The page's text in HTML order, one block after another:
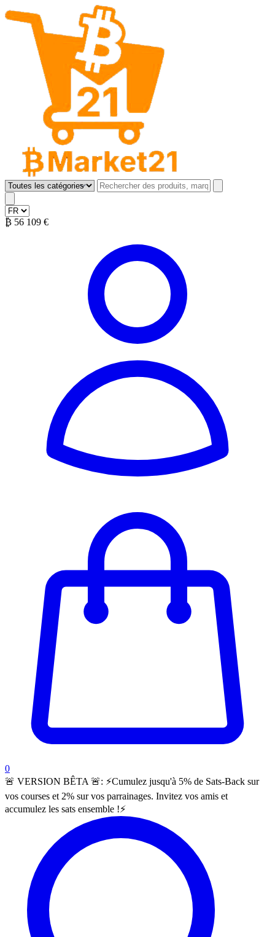
B Market 21
₿ 56 109 €
0items in cart, view bag
🚨 VERSION BÊTA 🚨: ⚡️Cumulez jusqu'à 5% de Sats-Back sur
vos courses et 2% sur vos parrainages. Invitez vos amis et
accumulez les sats ensemble !⚡️